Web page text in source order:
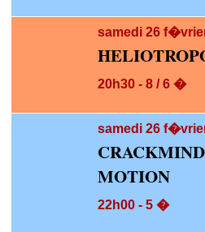
samedi 26
20h30 - 8 / 6 �
samedi 26
MOTION
22h00 - 5 �